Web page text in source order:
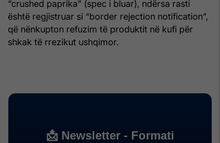
“crushed paprika” (spec i bluar), ndërsa rasti
është regjistruar si “border rejection notification”,
që nënkupton refuzim të produktit në kufi për
shkak të rrezikut ushqimor.